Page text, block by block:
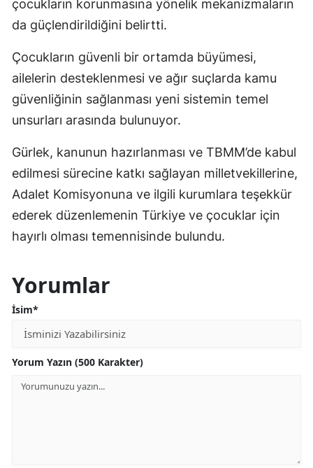
çocukların korunmasına yönelik mekanizmaların
da güçlendirildiğini belirtti.
Çocukların güvenli bir ortamda büyümesi,
ailelerin desteklenmesi ve ağır suçlarda kamu
güvenliğinin sağlanması yeni sistemin temel
unsurları arasında bulunuyor.
Gürlek, kanunun hazırlanması ve TBMM’de kabul
edilmesi sürecine katkı sağlayan milletvekillerine,
Adalet Komisyonuna ve ilgili kurumlara teşekkür
ederek düzenlemenin Türkiye ve çocuklar için
hayırlı olması temennisinde bulundu.
Yorumlar
İsim*
Yorum Yazın (500 Karakter)